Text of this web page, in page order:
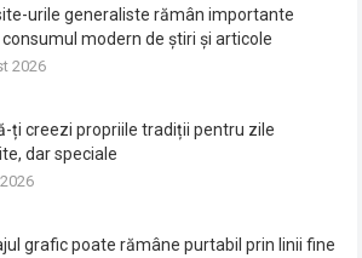
urile generaliste rămân importante
modern de știri și articole
2026
ți creezi propriile tradiții pentru zile
dar speciale
grafic poate rămâne purtabil prin linii fine